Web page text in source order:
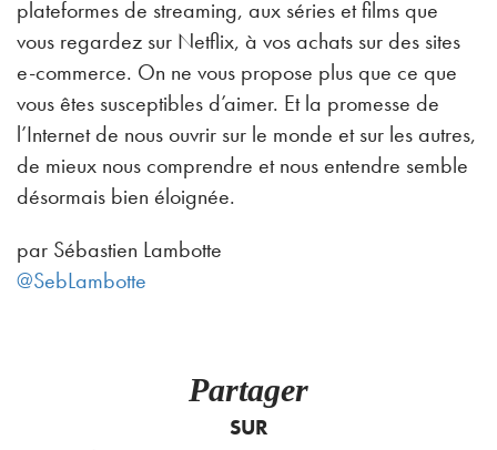
plateformes de streaming, aux séries et films que
vous regardez sur Netflix, à vos achats sur des sites
e-commerce. On ne vous propose plus que ce que
vous êtes susceptibles d’aimer. Et la promesse de
l’Internet de nous ouvrir sur le monde et sur les autres,
de mieux nous comprendre et nous entendre semble
désormais bien éloignée.
par Sébastien Lambotte
@SebLambotte
Partager
SUR